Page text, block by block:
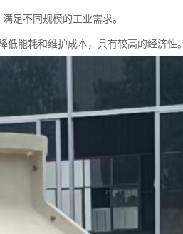
足不同规模的工业需求。
能耗和维护成本，具有较高的经济性。